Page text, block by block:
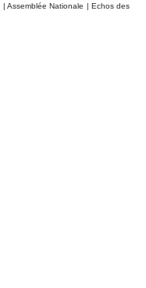
| Assemblée Nationale | Echos des